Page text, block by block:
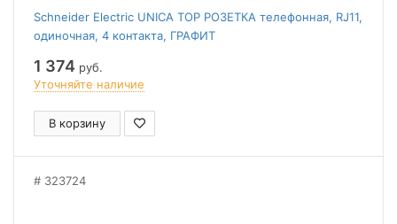
Schneider Electric UNICA TOP РОЗЕТКА телефонная, RJ11,
одиночная, 4 контакта, ГРАФИТ
1 374 руб.
Уточняйте наличие
В корзину
323724